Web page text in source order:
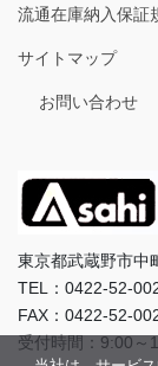
流通在庫納入保証
サイトマップ
お問い合わせ
東京都武蔵野市中
TEL：0422-52-
FAX：0422-52-
受付時間：9:00～